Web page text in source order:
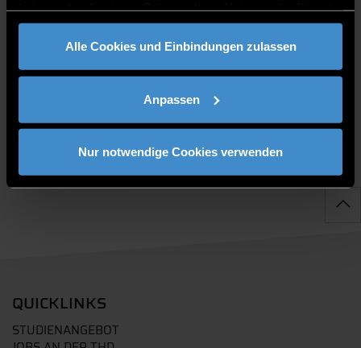
gesammelt haben.
Alle Cookies und Einbindungen zulassen
Anpassen
Nur notwendige Cookies verwenden
PUBLIKATIONEN
QUICKLINKS
STUDIENANGEBOT